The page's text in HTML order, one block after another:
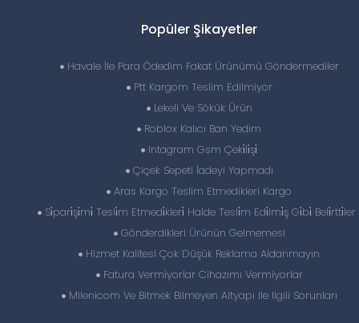
Popüler Şikayetler
Havale İle Para Ödedim Fakat Ürünümü Göndermediler
Ptt Kargom Teslim Edilmiyor
Lekeli Ve Sökük Ürün
Roblox Kalıcı Ban Yedim
Intagram Gsm Çeki̇li̇şi̇
Çiçek Sepeti İadeyi Yapmadı
Aras Kargo Teslim Etmedikleri Kargo
Si̇pari̇şi̇mi̇ Tesli̇m Etmedi̇kleri̇ Halde Tesli̇m Edi̇lmi̇ş Gi̇bi̇ Beli̇rtti̇ler
Gönderdikleri Ürünün Gelmemesi
Hizmet Kalitesi Çok Düşük Reklama Aldanmayın
Fatura Vermiyorlar Cihazımı Vermiyorlar
Milenicom Ve Bitmek Bilmeyen Altyapı Ile Ilgili Sorunları